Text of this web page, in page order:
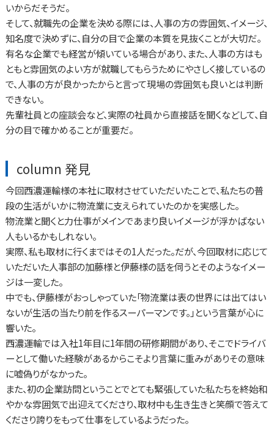
いからだそうだ。
そして、就職先の企業を決める際には、人事の方の雰囲気、イメージ、
知名度で決めずに、自分の目で企業の本質を見抜くことが大切だ。
有名な企業でも経営が傾いている場合があり、また、人事の方はも
ともと雰囲気のよい方が就職してもらうためにやさしく接しているの
で、人事の方が良かったからと言って現場の雰囲気も良いとは判断
できない。
先輩社員との座談会など、実際の社員から直接話を聞くなどして、自
分の目で確かめることが重要だ。
column 発見
今回西濃運輸様の本社に取材させていただいたことで、私たちの普
段の生活がいかに物流業に支えられていたのかを実感した。
物流業と聞くと力仕事がメインであまり良いイメージが浮かばない
人もいるかもしれない。
実際、私も取材に行くまではその1人だった。だが、今回取材に応じて
いただいた人事部の加藤様と伊藤様の話を伺うとそのようなイメー
ジは一変した。
中でも、伊藤様がおっしゃっていた「物流業は表の世界には出てはい
ないが生活の当たり前を作るスーパーマンです。」という言葉が心に
響いた。
西濃運輸では入社1年目に1年間の研修期間があり、そこでドライバ
ーとして働いた経験があるからこそより言葉に重みがありその意味
に嘘偽りがなかった。
また、初の企業訪問ということでとても緊張していた私たちを終始和
やかな雰囲気で出迎えてくださり、取材中も生き生きと笑顔で答えて
くださり誇りをもって仕事をしているようだった。